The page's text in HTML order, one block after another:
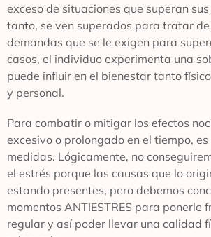
exceso de situaciones que superan
tanto, se ven superados para tratar
demandas que se le exigen para
casos, el individuo experimenta una
puede influir en el bienestar tanto
y personal.
Para combatir o mitigar los efectos
excesivo o prolongado en el tiempo,
medidas. Lógicamente, no
el estrés porque las causas que lo
estando presentes, pero debemos
momentos ANTIESTRES para ponerle
regular y así poder llevar una calidad